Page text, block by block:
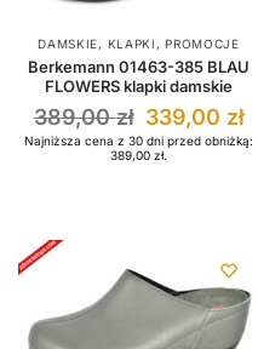
DAMSKIE, KLAPKI ,PROMOCJE
Berkemann 01463-385 BLAU
FLOWERS klapki damskie
389,00zł 339,00 zł
Najniższa cena z 30 dni przed obniżką:
389,00 zł.